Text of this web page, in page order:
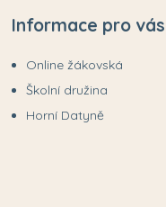
Informace pro vás
Online žákovská
Školní družina
Horní Datyně